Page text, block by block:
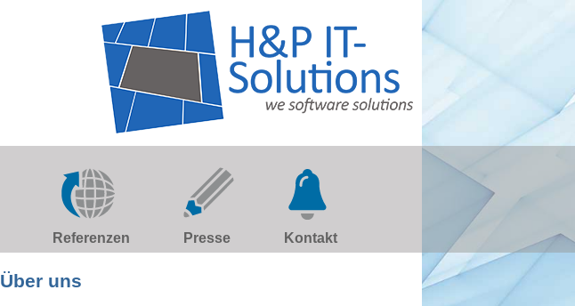
Referenzen Presse Kontakt
Über uns